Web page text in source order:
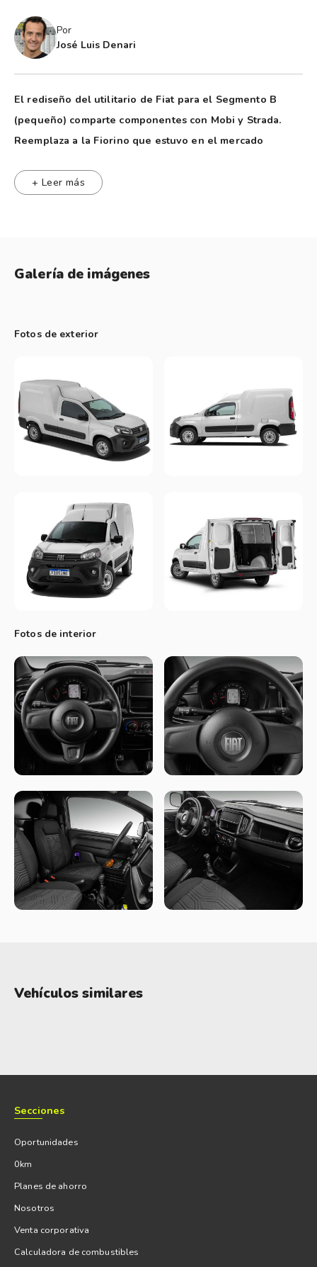
Por
José Luis Denari
El rediseño del utilitario de Fiat para el Segmento B
(pequeño) comparte componentes con Mobi y Strada.
Reemplaza a la Fiorino que estuvo en el mercado
Brasil.
(ESP) de serie, junto con Asistencia al Arranque en Pendiente
y frenado de emergencia, cumpliendo con la regulación
Strada.
+ Leer más
Galería de imágenes
Fotos de exterior
Fotos de interior
Vehículos similares
Secciones
Oportunidades
0km
Planes de ahorro
Nosotros
Venta corporativa
Calculadora de combustibles